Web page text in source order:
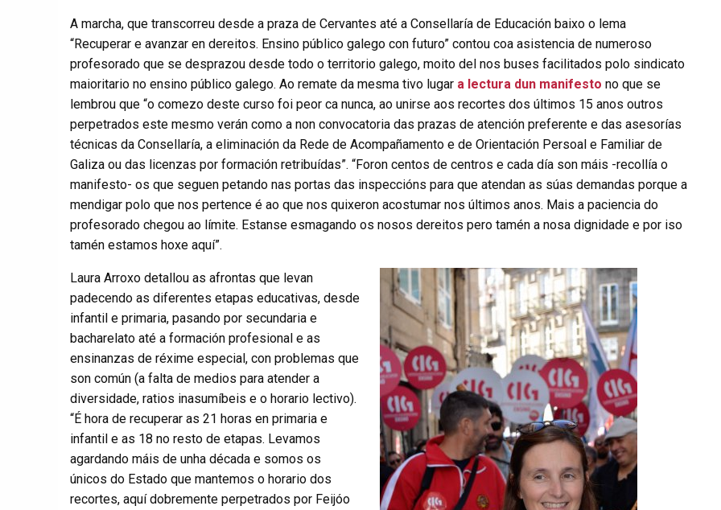
A marcha, que transcorreu desde a praza de Cervantes até a Consellaría de Educación baixo o lema
“Recuperar e avanzar en dereitos. Ensino público galego con futuro” contou coa asistencia de numeroso
profesorado que se desprazou desde todo o territorio galego, moito del nos buses facilitados polo sindicato
maioritario no ensino público galego. Ao remate da mesma tivo lugar a lectura dun manifesto no que se
lembrou que “o comezo deste curso foi peor ca nunca, ao unirse aos recortes dos últimos 15 anos outros
perpetrados este mesmo verán como a non convocatoria das prazas de atención preferente e das asesorías
técnicas da Consellaría, a eliminación da Rede de Acompañamento e de Orientación Persoal e Familiar de
Galiza ou das licenzas por formación retribuídas”. “Foron centos de centros e cada día son máis -recollía o
manifesto- os que seguen petando nas portas das inspeccións para que atendan as súas demandas porque a
mendigar polo que nos pertence é ao que nos quixeron acostumar nos últimos anos. Mais a paciencia do
profesorado chegou ao límite. Estanse esmagando os nosos dereitos pero tamén a nosa dignidade e por iso
tamén estamos hoxe aquí”.
Laura Arroxo detallou as afrontas que levan
padecendo as diferentes etapas educativas, desde
infantil e primaria, pasando por secundaria e
bacharelato até a formación profesional e as
ensinanzas de réxime especial, con problemas que
son común (a falta de medios para atender a
diversidade, ratios inasumíbeis e o horario lectivo).
“É hora de recuperar as 21 horas en primaria e
infantil e as 18 no resto de etapas. Levamos
agardando máis de unha década e somos os
únicos do Estado que mantemos o horario dos
recortes, aquí dobremente perpetrados por Feijóo